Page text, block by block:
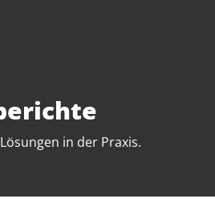
in der Praxis.